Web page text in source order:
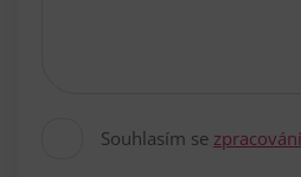
Souhlasím se